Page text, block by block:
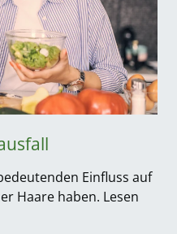
Einfluss auf
Haare haben. Lesen